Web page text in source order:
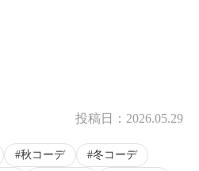
投稿日： 2026.05.29
秋コーデ
冬コーデ